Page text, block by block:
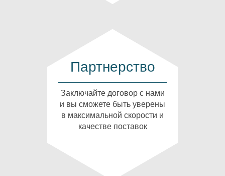
Партнерство
Заключайте договор с нами
и вы сможете быть уверены
в максимальной скорости и
качестве поставок